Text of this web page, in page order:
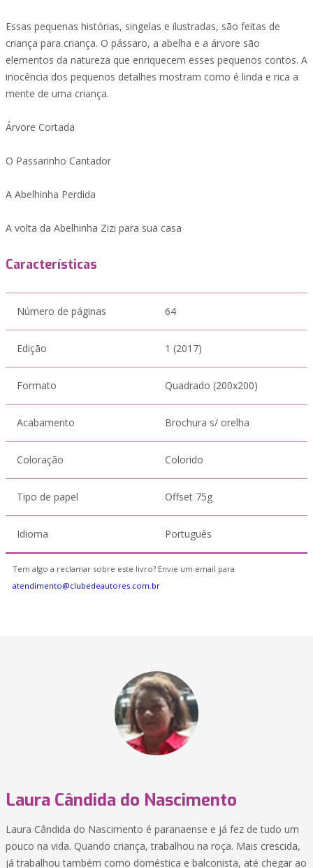
Essas pequenas histórias, singelas e ilustradas, são feitas de
criança para criança. O pássaro, a abelha e a árvore são
elementos da natureza que enriquecem esses pequenos contos. A
inocência dos pequenos detalhes mostram como é linda e rica a
mente de uma criança.
Árvore Cortada
O Passarinho Cantador
A Abelhinha Perdida
A volta da Abelhinha Zizi para sua casa
Características
Número de páginas 64
Edição 1 (2017)
Formato Quadrado (200x200)
Acabamento Brochura s/ orelha
Coloração Colorido
Tipo de papel Offset 75g
Idioma Português
Tem algo a reclamar sobre este livro? Envie um email para
atendimento@clubedeautores.com.br
Laura Cândida do Nascimento
Laura Cândida do Nascimento é paranaense e já fez de tudo um
pouco na vida. Quando criança, trabalhou na roça. Mais crescida,
já trabalhou também como doméstica e balconista, até chegar ao